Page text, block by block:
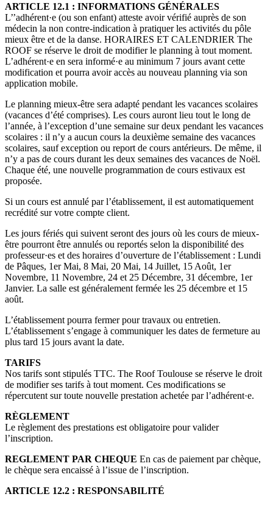
ARTICLE 12.1 : INFORMATIONS GÉNÉRALES
L’’adhérent·e (ou son enfant) atteste avoir vérifié auprès de son
médecin la non contre-indication à pratiquer les activités du pôle
mieux être et de la danse. HORAIRES ET CALENDRIER The
ROOF se réserve le droit de modifier le planning à tout moment.
L’adhérent·e en sera informé·e au minimum 7 jours avant cette
modification et pourra avoir accès au nouveau planning via son
application mobile.
Le planning mieux-être sera adapté pendant les vacances scolaires
(vacances d’été comprises). Les cours auront lieu tout le long de
l’année, à l’exception d’une semaine sur deux pendant les vacances
scolaires : il n’y a aucun cours la deuxième semaine des vacances
scolaires, sauf exception ou report de cours antérieurs. De même, il
n’y a pas de cours durant les deux semaines des vacances de Noël.
Chaque été, une nouvelle programmation de cours estivaux est
proposée.
Si un cours est annulé par l’établissement, il est automatiquement
recrédité sur votre compte client.
Les jours fériés qui suivent seront des jours où les cours de mieux-
être pourront être annulés ou reportés selon la disponibilité des
professeur·es et des horaires d’ouverture de l’établissement : Lundi
de Pâques, 1er Mai, 8 Mai, 20 Mai, 14 Juillet, 15 Août, 1er
Novembre, 11 Novembre, 24 et 25 Décembre, 31 décembre, 1er
Janvier. La salle est généralement fermée les 25 décembre et 15
août.
L’établissement pourra fermer pour travaux ou entretien.
L’établissement s’engage à communiquer les dates de fermeture au
plus tard 15 jours avant la date.
TARIFS
Nos tarifs sont stipulés TTC. The Roof Toulouse se réserve le droit
de modifier ses tarifs à tout moment. Ces modifications se
répercutent sur toute nouvelle prestation achetée par l’adhérent·e.
RÈGLEMENT
Le règlement des prestations est obligatoire pour valider
l’inscription.
REGLEMENT PAR CHEQUE En cas de paiement par chèque,
le chèque sera encaissé à l’issue de l’inscription.
ARTICLE 12.2 : RESPONSABILITÉ